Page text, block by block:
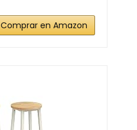
Comprar en Amazon